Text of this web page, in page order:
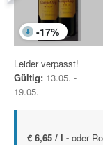
-17%
Leider verpasst!
Gültig: 13.05. -
19.05.
€ 6,65 / l - oder